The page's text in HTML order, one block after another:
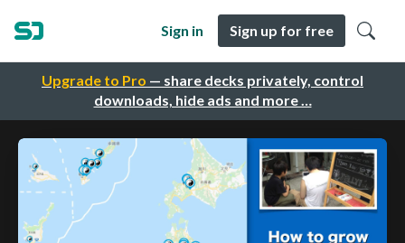
Upgrade to Pro — share decks privately, control
downloads, hide ads and more …
Sign in Sign up for free